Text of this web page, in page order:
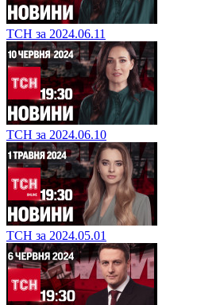
ТСН за 2024.06.11
ТСН за 2024.06.10
ТСН за 2024.05.01